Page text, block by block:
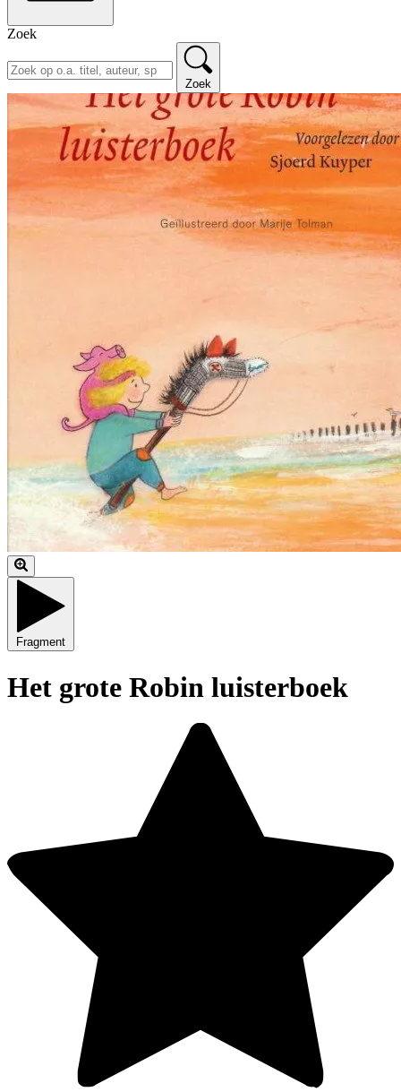
Zoek
Zoek
Fragment
Het grote Robin luisterboek